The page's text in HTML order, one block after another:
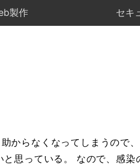
製作 セキ
からなくなってしまうので
思っている。 なので、感